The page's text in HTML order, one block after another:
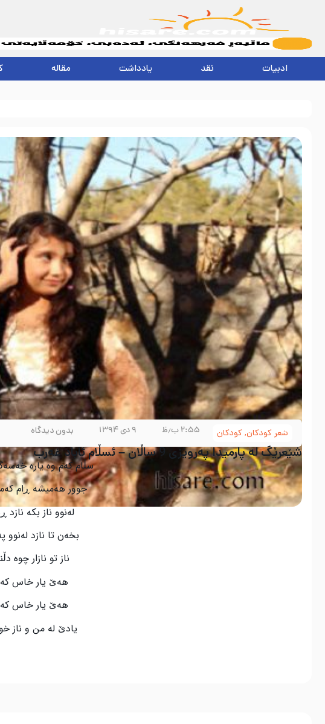
ادبیات نقد یادداشت مقاله
شعر کودکان, کودکان ۲:۵۵ ب٫ظ ۹ دی ۱۳۹۴ بدون دیدگاه
شێعرێگ لە پارمیدا پەروێزی 9 ساڵان – ئسڵام ئاباد غەرب
سڵام کەم وە یارە
جوور هەمیشە ڕام
لەنوو ناز بکە نازد
بخەن تا نازد لەنوو
ناز تو نازار چوە
هەێ یار خاس
هەێ یار خاس
یادێ لە من و ناز